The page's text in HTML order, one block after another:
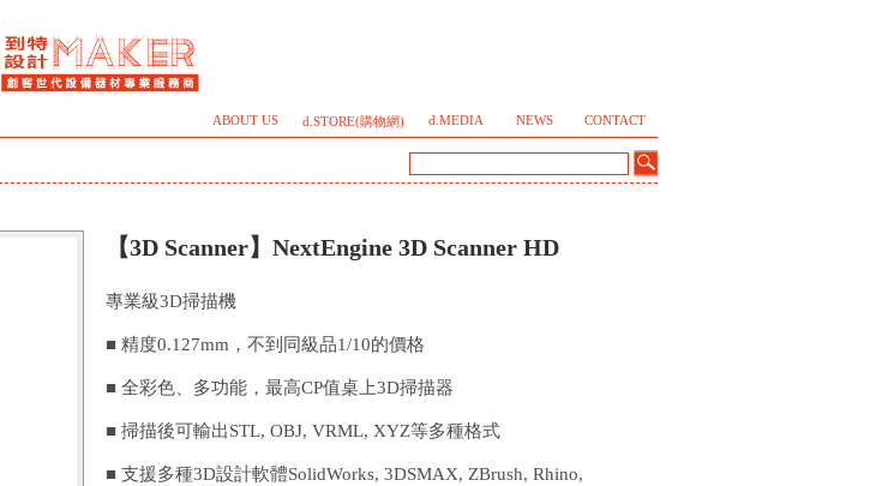
ABOUT US d.STORE(購物網) d.MEDIA NEWS CONTACT
【3D Scanner】NextEngine 3D Scanner HD
專業級3D掃描機
■ 精度0.127mm，不到同級品1/10的價格
■ 全彩色、多功能，最高CP值桌上3D掃描器
■ 掃描後可輸出STL, OBJ, VRML, XYZ等多種格式
■ 支援多種3D設計軟體SolidWorks, 3DSMAX, ZBrush, Rhino,